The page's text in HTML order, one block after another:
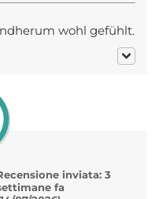
wohl gefühlt.
inviata: 3
fa